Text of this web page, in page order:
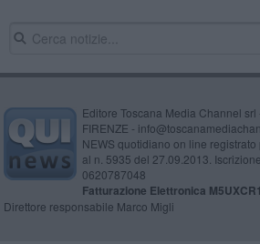
Editore Toscana Media Channel
FIRENZE -
NEWS quotidiano on line
al n. 5935 del 27.09.2013.
0620787048
Fatturazione Elettronica
Direttore responsabile Marco Migli